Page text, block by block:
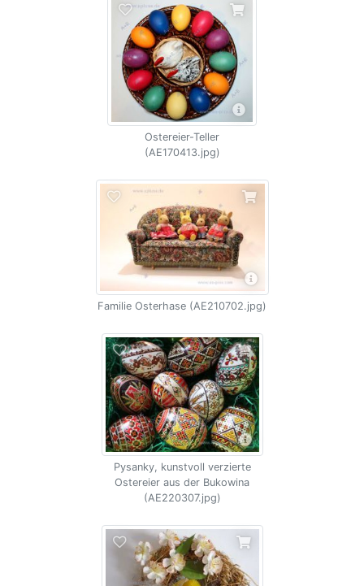
Ostereier-Teller
(AE170413.jpg)
Familie Osterhase (AE210702.jpg)
Pysanky, kunstvoll verzierte
Ostereier aus der Bukowina
(AE220307.jpg)